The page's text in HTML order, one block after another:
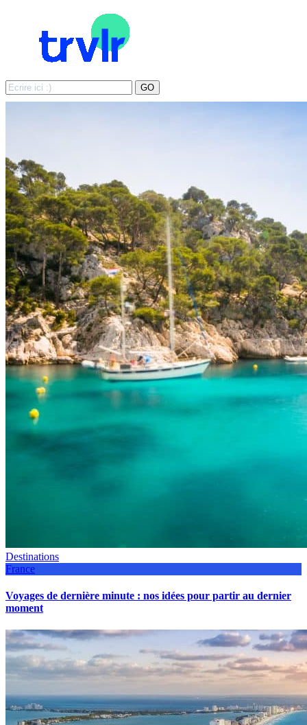
Search
for:
GO
Destinations
France
Voyages de dernière minute : nos idées pour partir au dernier
moment